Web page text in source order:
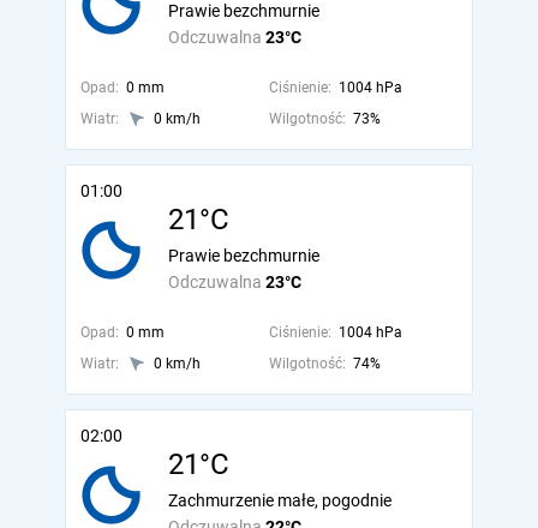
Odczuwalna 23°C
Prawie bezchmurnie
Opad: 0 mm Ciśnienie: 1004 hPa
Wiatr:
0 km/h Wilgotność: 73%
01:00
21°C
Odczuwalna 23°C
Prawie bezchmurnie
Opad: 0 mm Ciśnienie: 1004 hPa
Wiatr:
0 km/h Wilgotność: 74%
02:00
21°C
Zachmurzenie małe, pogodnie